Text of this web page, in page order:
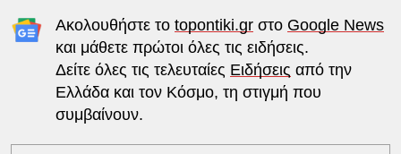
Ακολουθήστε το topontiki.grστο Google News
και μάθετε πρώτοι όλες τις ειδήσεις.
Δείτε όλες τις τελευταίες Ειδήσεις από την
Ελλάδα και τον Κόσμο, τη στιγμή που
συμβαίνουν.